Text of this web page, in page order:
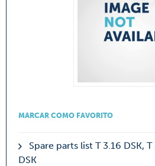
MARCAR COMO FAVORITO
Spare parts list T 3.16 DSK,
DSK